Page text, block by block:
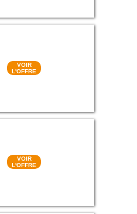
VOIR
L'OFFRE
VOIR
L'OFFRE